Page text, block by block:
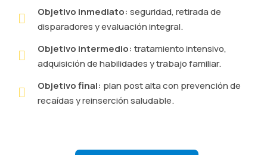
Objetivo inmediato: seguridad, retirada de
disparadores y evaluación integral.
Objetivo intermedio: tratamiento intensivo,
adquisición de habilidades y trabajo familiar.
Objetivo final: plan post alta con prevención de
recaídas y reinserción saludable.